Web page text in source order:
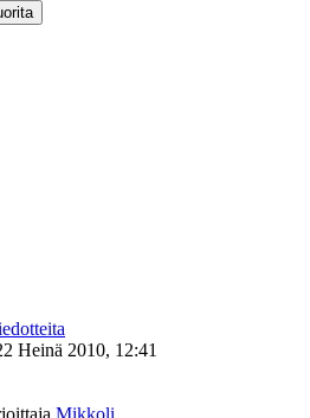
Heinä 2010, 12:41
Mikkoli